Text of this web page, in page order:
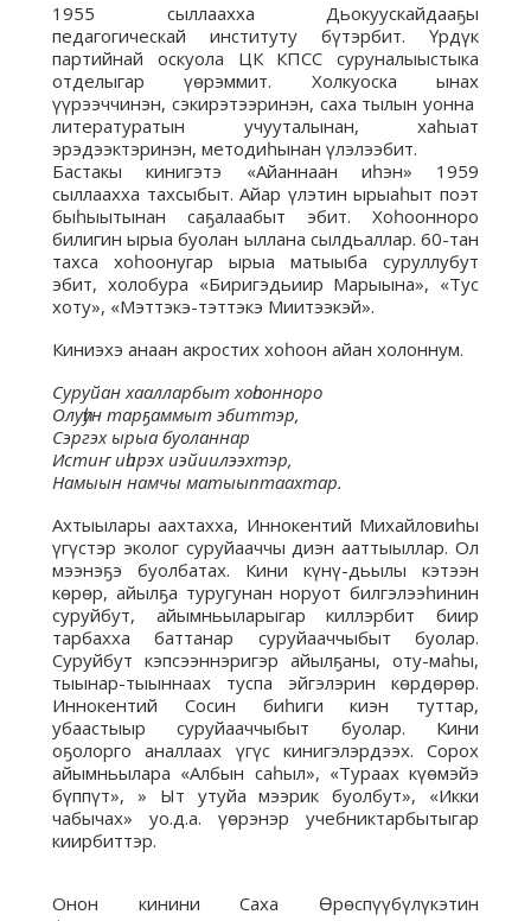
1955 сыллаахха Дьокуускайдааҕы
педагогическай институту бүтэрбит. Үрдүк
партийнай оскуола ЦК КПСС суруналыыстыка
отделыгар үөрэммит. Холкуоска ынах
үүрээччинэн, сэкирэтээринэн, саха тылын уонна
литературатын учууталынан, хаһыат
эрэдээктэринэн, методиһынан үлэлээбит.
Бастакы кинигэтэ «Айаннаан иһэн» 1959
сыллаахха тахсыбыт. Айар үлэтин ырыаһыт поэт
быһыытынан саҕалаабыт эбит. Хоһоонноро
билигин ырыа буолан ыллана сылдьаллар. 60-тан
тахса хоһоонугар ырыа матыыба суруллубут
эбит, холобура «Биригэдьиир Марыына», «Тус
хоту», «Мэттэкэ-тэттэкэ Миитээкэй».
Киниэхэ анаан акростих хоһоон айан холоннум.
Суруйан хаалларбыт хоһоонноро
Олуһун тарҕаммыт эбиттэр,
Сэргэх ырыа буоланнар
Истиҥ иһирэх иэйиилээхтэр,
Намыын намчы матыыптаахтар.
Ахтыылары аахтахха, Иннокентий Михайловиһы
үгүстэр эколог суруйааччы диэн ааттыыллар. Ол
мээнэҕэ буолбатах. Кини күнү-дьылы кэтээн
көрөр, айылҕа туругунан норуот билгэлээһинин
суруйбут, айымньыларыгар киллэрбит биир
тарбахха баттанар суруйааччыбыт буолар.
Суруйбут кэпсээннэригэр айылҕаны, оту-маһы,
тыынар-тыыннаах туспа эйгэлэрин көрдөрөр.
Иннокентий Сосин биһиги киэн туттар,
убаастыыр суруйааччыбыт буолар. Кини
оҕолорго аналлаах үгүс кинигэлэрдээх. Сорох
айымньылара «Албын саһыл», «Тураах күөмэйэ
бүппүт», » Ыт утуйа мээрик буолбут», «Икки
чабычах» уо.д.а. үөрэнэр учебниктарбытыгар
киирбиттэр.
Онон кинини Саха Өрөспүүбүлүкэтин